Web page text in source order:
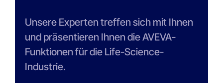
Unsere Experten treffen sich mit Ihnen
und präsentieren Ihnen die AVEVA-
Funktionen für die Life-Science-
Industrie.